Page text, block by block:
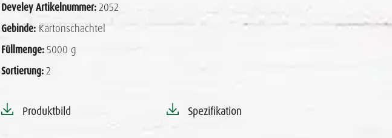
Develey Artikelnummer:2052
Gebinde: Kartonschachtel
Füllmenge:5000 g
Sortierung:2
Produktbild Spezifikation